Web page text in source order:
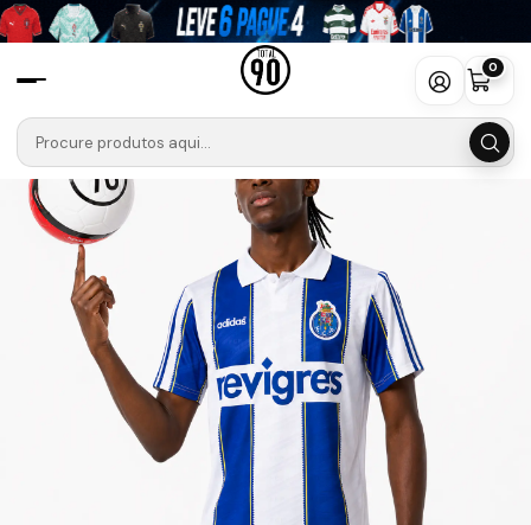
0
Início Camisolas Liga Portugal Betclic PORTO 🐉🔵
Camisola FC Porto 95/96 Retro